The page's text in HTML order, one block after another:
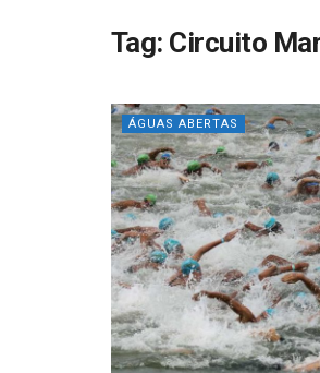
Tag: Circuito
ÁGUAS ABERTAS